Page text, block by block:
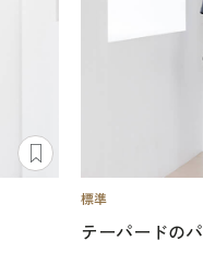
テーパードの